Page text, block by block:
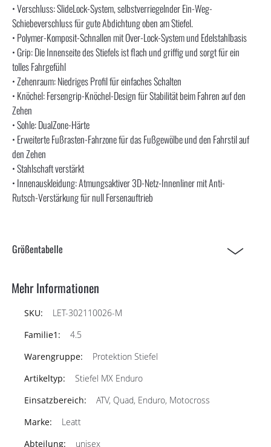
• Verschluss: SlideLock-System, selbstverriegelnder Ein-Weg-
Schiebeverschluss für gute Abdichtung oben am Stiefel.
• Polymer-Komposit-Schnallen mit Over-Lock-System und Edelstahlbasis
• Grip: Die Innenseite des Stiefels ist flach und griffig und sorgt für ein
tolles Fahrgefühl
• Zehenraum: Niedriges Profil für einfaches Schalten
• Knöchel: Fersengrip-Knöchel-Design für Stabilität beim Fahren auf den
Zehen
• Sohle: DualZone-Härte
• Erweiterte Fußrasten-Fahrzone für das Fußgewölbe und den Fahrstil auf
den Zehen
• Stahlschaft verstärkt
• Innenauskleidung: Atmungsaktiver 3D-Netz-Innenliner mit Anti-
Rutsch-Verstärkung für null Fersenauftrieb
Größentabelle
Mehr Informationen
LET-302110026-M
4.5
Protektion Stiefel
Stiefel MX Enduro
ATV, Quad, Enduro, Motocross
Leatt
unisex